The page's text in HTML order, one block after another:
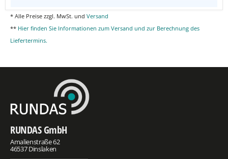
* Alle Preise zzgl. MwSt. und Versand
** Hier finden Sie Informationen zum Versand und zur Berechnung des
Liefertermins.
RUNDAS GmbH
Amalienstraße 62
46537 Dinslaken